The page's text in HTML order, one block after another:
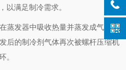
以满足制冷需求。
蒸发器中吸收热量并蒸发成气态，
后的制冷剂气体再次被螺杆压缩机
。